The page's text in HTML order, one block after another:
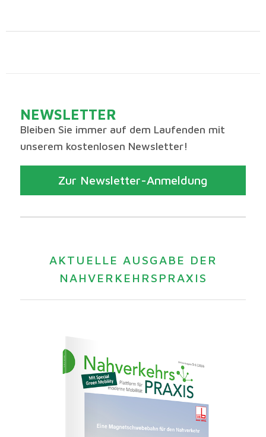
NEWSLETTER
Bleiben Sie immer auf dem Laufenden mit
unserem kostenlosen Newsletter!
Zur Newsletter-Anmeldung
AKTUELLE AUSGABE DER
NAHVERKEHRSPRAXIS